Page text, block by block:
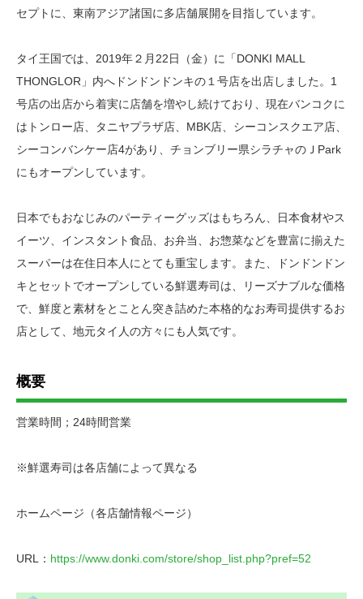
セプトに、東南アジア諸国に多店舗展開を目指しています。
タイ王国では、2019年２月22日（金）に「DONKI MALL
THONGLOR」内へドンドンドンキの１号店を出店しました。1
号店の出店から着実に店舗を増やし続けており、現在バンコクに
はトンロー店、タニヤプラザ店、MBK店、シーコンスクエア店、
シーコンバンケー店4があり、チョンブリー県シラチャのＪPark
にもオープンしています。
日本でもおなじみのパーティーグッズはもちろん、日本食材やス
イーツ、インスタント食品、お弁当、お惣菜などを豊富に揃えた
スーパーは在住日本人にとても重宝します。また、ドンドンドン
キとセットでオープンしている鮮選寿司は、リーズナブルな価格
で、鮮度と素材をとことん突き詰めた本格的なお寿司提供するお
店として、地元タイ人の方々にも人気です。
概要
営業時間；24時間営業
※鮮選寿司は各店舗によって異なる
ホームページ（各店舗情報ページ）
URL： https://www.donki.com/store/shop_list.php?pref=52